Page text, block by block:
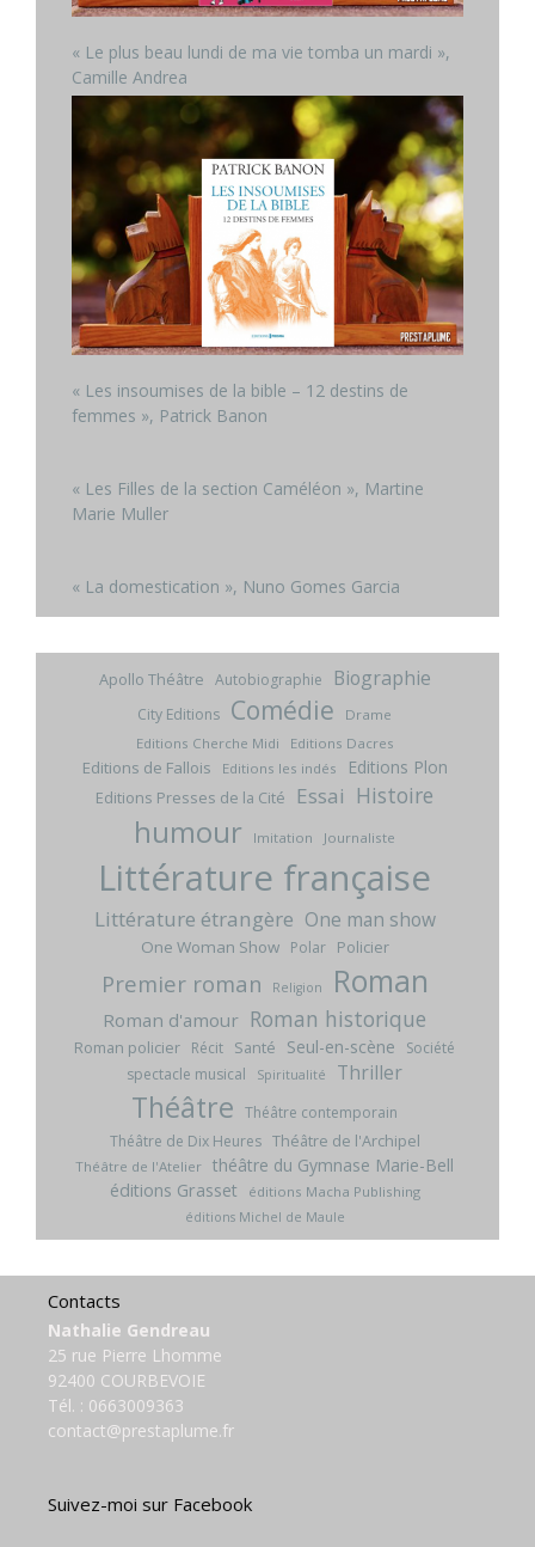
« Le plus beau lundi de ma vie tomba un mardi »,
Camille Andrea
« Les insoumises de la bible – 12 destins de
femmes », Patrick Banon
« Les Filles de la section Caméléon », Martine
Marie Muller
« La domestication », Nuno Gomes Garcia
Apollo Théâtre Autobiographie Biographie
City Editions Comédie
Drame
Editions Cherche Midi
Editions Dacres
Editions de Fallois Editions les indés Editions Plon
Editions Presses de la Cité Essai Histoire
humour Imitation Journaliste
Littérature française
Littérature étrangère One man show
One Woman Show Polar Policier
Premier roman Religion Roman
Roman d'amour Roman historique
Roman policier Récit Santé Seul-en-scène
Société
spectacle musical
Spiritualité Thriller
Théâtre Théâtre contemporain
Théâtre de Dix Heures Théâtre de l'Archipel
Théâtre de l'Atelier théâtre du Gymnase Marie-Bell
éditions Grasset
éditions Macha Publishing
éditions Michel de Maule
Contacts
Nathalie Gendreau
25 rue Pierre Lhomme
92400 COURBEVOIE
Tél. : 0663009363
contact@prestaplume.fr
Suivez-moi sur Facebook